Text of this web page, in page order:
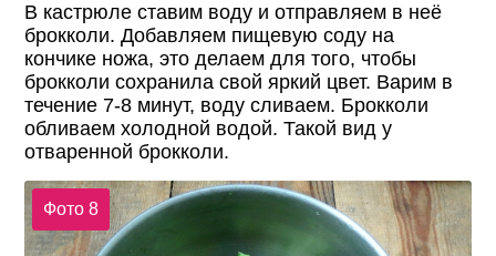
В кастрюле ставим воду и отправляем в неё
брокколи. Добавляем пищевую соду на
кончике ножа, это делаем для того, чтобы
брокколи сохранила свой яркий цвет. Варим в
течение 7-8 минут, воду сливаем. Брокколи
обливаем холодной водой. Такой вид у
отваренной брокколи.
Фото 8